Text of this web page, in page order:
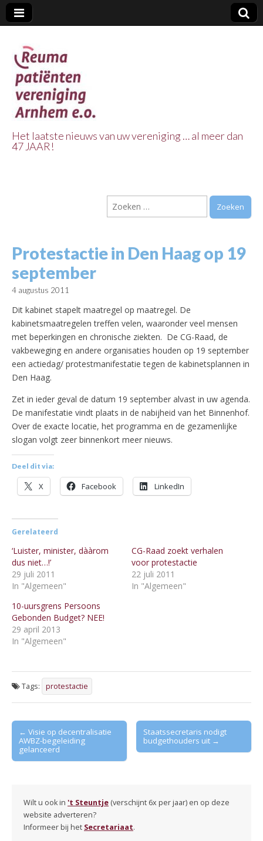
Vereniging
Arnhem e.o.
Het laatste nieuws van uw vereniging … al meer dan
47 JAAR!
Zoeken
naar:
Protestactie in Den Haag op 19
september
4 augustus 2011
Dit kabinet stapelt maatregel op maatregel. De
kabinetsmaatregelen treffen velen, waaronder veel mensen
met beperkingen en chronische ziekten. De CG-Raad, de
vakbeweging en andere organisaties houden op 19 september
een actiedag/ protestmanifestatie tegen de kabinetsplannen in
Den Haag.
Zet in ieder geval de datum 19 september alvast in uw agenda.
De manifestatie vindt plaats in de nabijheid van het Binnenhof.
Over de exacte locatie, het programma en de gezamenlijke
slogan volgt zeer binnenkort meer nieuws.
Deel dit via:
X Facebook LinkedIn
Gerelateerd
‘Luister, minister, dààrom
dus niet…!’
29 juli 2011
In "Algemeen"
CG-Raad zoekt verhalen
voor protestactie
22 juli 2011
In "Algemeen"
10-uursgrens Persoons
Gebonden Budget? NEE!
29 april 2013
In "Algemeen"
Tags: protestactie
Post
navigation
← Visie op decentralisatie
AWBZ-begeleiding
gelanceerd
Staatssecretaris nodigt
budgethouders uit →
Wilt u ook in 't Steuntje (verschijnt 6x per jaar) en op deze
website adverteren?
Informeer bij het Secretariaat.